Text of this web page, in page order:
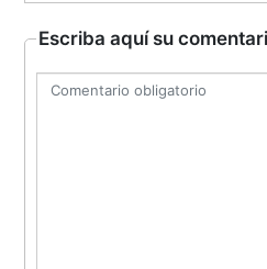
Escriba aquí su